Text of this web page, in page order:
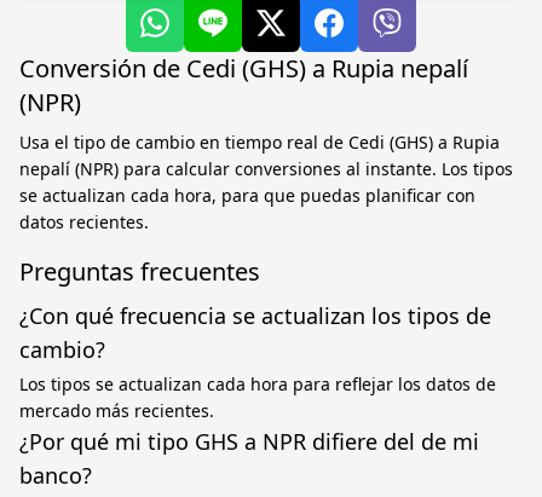
Conversión de Cedi (GHS) a Rupia nepalí
(NPR)
Usa el tipo de cambio en tiempo real de Cedi (GHS) a Rupia
nepalí (NPR) para calcular conversiones al instante. Los tipos
se actualizan cada hora, para que puedas planificar con
datos recientes.
Preguntas frecuentes
¿Con qué frecuencia se actualizan los tipos de
cambio?
Los tipos se actualizan cada hora para reflejar los datos de
mercado más recientes.
¿Por qué mi tipo GHS a NPR difiere del de mi
banco?